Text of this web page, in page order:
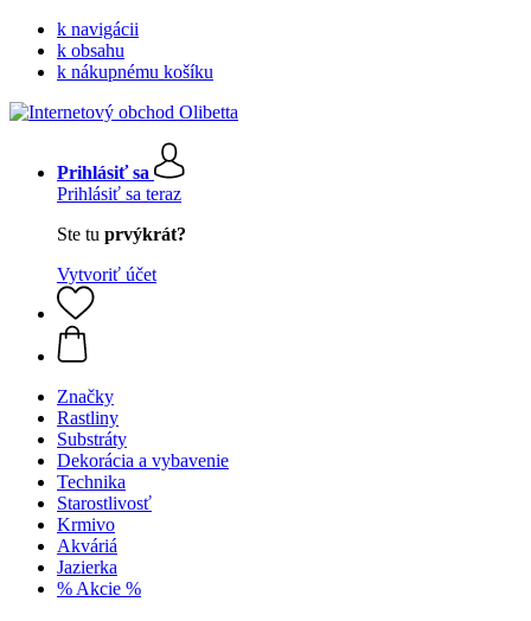
k navigácii
k obsahu
k nákupnému košíku
Prihlásiť sa
Prihlásiť sa teraz
Ste tu prvýkrát?
Vytvoriť účet
Značky
Rastliny
Substráty
Dekorácia a vybavenie
Technika
Starostlivosť
Krmivo
Akváriá
Jazierka
% Akcie %